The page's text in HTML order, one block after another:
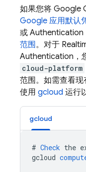
如果您将 Google
Google 应用默认
或 Authentication
范围。对于
Authentication ，
cloud-platform
范围。如需查看
使用 gcloud 运行
gcloud
# Check the
gcloud